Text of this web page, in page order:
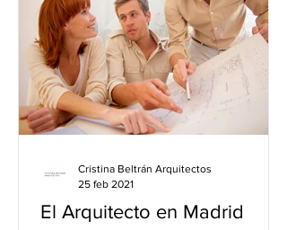
El Arquitecto en Madrid
Cristina Beltrán Arquitectos
25 feb 2021